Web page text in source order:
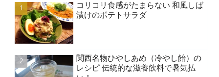
コリコリ食感がたまらない 和風しば
漬けのポテトサラダ
関西名物ひやしあめ（冷やし飴）の
レシピ 伝統的な滋養飲料で暑気払